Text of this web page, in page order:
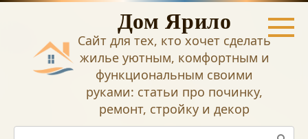
Перейти
Дом Ярило
Сайт для тех, кто хочет сделать
жилье уютным, комфортным и
функциональным своими
руками: статьи про починку,
ремонт, стройку и декор
Поиск: